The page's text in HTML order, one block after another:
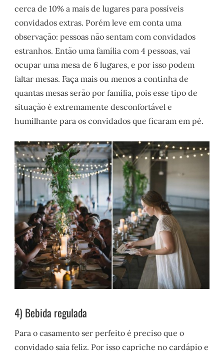
cerca de 10% a mais de lugares para possíveis
convidados extras. Porém leve em conta uma
observação: pessoas não sentam com convidados
estranhos. Então uma família com 4 pessoas, vai
ocupar uma mesa de 6 lugares, e por isso podem
faltar mesas. Faça mais ou menos a continha de
quantas mesas serão por família, pois esse tipo de
situação é extremamente desconfortável e
humilhante para os convidados que ficaram em pé.
4) Bebida regulada
Para o casamento ser perfeito é preciso que o
convidado saia feliz. Por isso capriche no cardápio e